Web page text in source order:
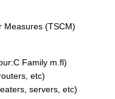
Measures (TSCM)
Family m.fl)
etc)
servers, etc)